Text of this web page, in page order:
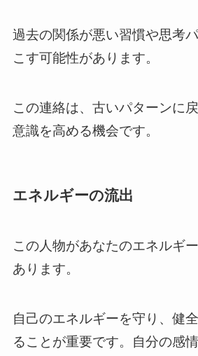
過去の関係が悪い習慣や思考
こす可能性があります。
この連絡は、古いパターンに
意識を高める機会です。
エネルギーの流出
この人物があなたのエネルギ
あります。
自己のエネルギーを守り、健
ることが重要です。自分の感